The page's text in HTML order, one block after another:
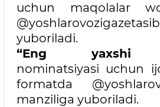
uchun maqolalar
yuboriladi.
“Eng yaxshi
nominatsiyasi uchun
formatda
manziliga yuboriladi.